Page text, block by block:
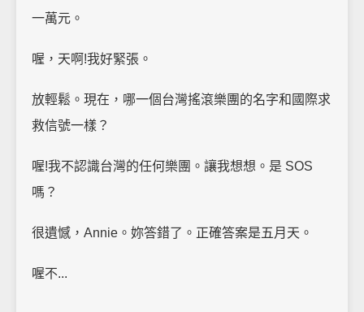
一萬元。
喔，天啊!我好緊張。
放輕鬆。現在，哪一個台灣搖滾樂團的名字和國際求
救信號一樣？
喔!我不認識台灣的任何樂團。讓我想想。是 SOS
嗎？
很遺憾，Annie。妳答錯了。正確答案是五月天。
喔不...